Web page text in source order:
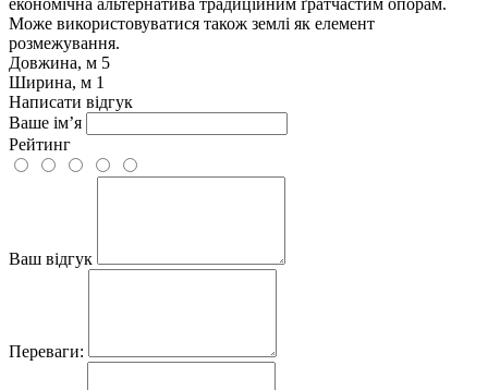
економічна альтернатива традиційним ґратчастим опорам.
Може використовуватися також землі як елемент
розмежування.
Довжина, м 5
Ширина, м 1
Написати відгук
Ваше ім’я
Рейтинг
Ваш відгук
Переваги: